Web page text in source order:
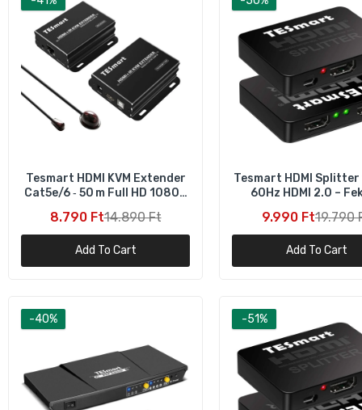
Tesmart HDMI KVM Extender
Cat5e/6 ‑ 50 m Full HD 1080p
8.790 Ft14.890 Ft
Add To Cart
Tesmart HDMI Splitter
60Hz HDMI 2.0 –
9.990 Ft19.790
Add To Cart
-40% -51%